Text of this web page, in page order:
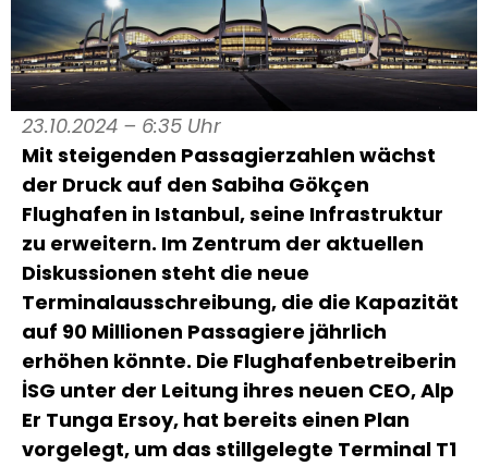
23.10.2024 – 6:35 Uhr
Mit steigenden Passagierzahlen wächst
der Druck auf den Sabiha Gökçen
Flughafen in Istanbul, seine Infrastruktur
zu erweitern. Im Zentrum der aktuellen
Diskussionen steht die neue
Terminalausschreibung, die die Kapazität
auf 90 Millionen Passagiere jährlich
erhöhen könnte. Die Flughafenbetreiberin
İSG unter der Leitung ihres neuen CEO, Alp
Er Tunga Ersoy, hat bereits einen Plan
vorgelegt, um das stillgelegte Terminal T1